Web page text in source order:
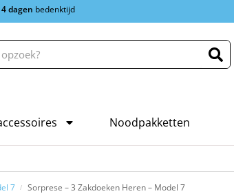
dagen bedenktijd
Noodpakketten
7 / Sorprese – 3 Zakdoeken Heren – Model 7